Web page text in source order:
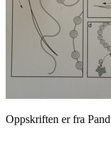
Oppskriften er fra